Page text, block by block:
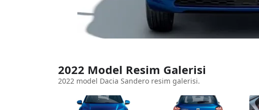
2022 Model Resim Galerisi
2022 model Dacia Sandero resim galerisi.